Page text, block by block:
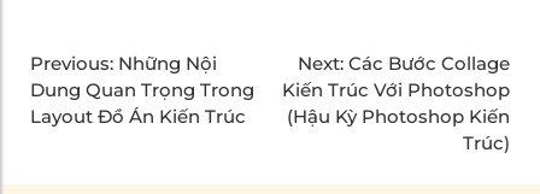
Previous: Những Nội
Dung Quan Trọng Trong
Layout Đồ Án Kiến Trúc
Next: Các Bước Collage
Kiến Trúc Với Photoshop
(Hậu Kỳ Photoshop Kiến
Trúc)